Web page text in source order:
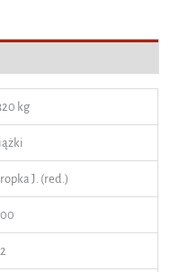
kg
J. (red.)